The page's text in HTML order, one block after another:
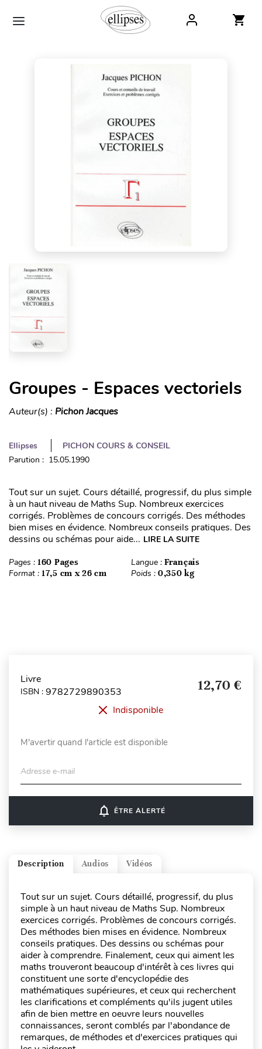
Groupes - Espaces vectoriels
Auteur(s) : Pichon Jacques
Ellipses
PICHON COURS & CONSEIL
Parution : 15.05.1990
Tout sur un sujet. Cours détaillé, progressif, du plus simple
à un haut niveau de Maths Sup. Nombreux exercices
corrigés. Problèmes de concours corrigés. Des méthodes
bien mises en évidence. Nombreux conseils pratiques. Des
dessins ou schémas pour aide... LIRE LA SUITE
Pages : 160 Pages Langue : Français
Format : 17,5 cm x 26 cm Poids : 0,350 kg
Livre
ISBN : 9782729890353 12,70 €
Indisponible
M'avertir quand l'article est disponible
Adresse e-mail
notifications_none ÊTRE ALERTÉ
Vidéos
Audios
Description
Tout sur un sujet. Cours détaillé, progressif, du plus
simple à un haut niveau de Maths Sup. Nombreux
exercices corrigés. Problèmes de concours corrigés.
Des méthodes bien mises en évidence. Nombreux
conseils pratiques. Des dessins ou schémas pour
aider à comprendre. Finalement, ceux qui aiment les
maths trouveront beaucoup d'intérêt à ces livres qui
constituent une sorte d'encyclopédie des
mathématiques supérieures, et ceux qui recherchent
les clarifications et compléments qu'ils jugent utiles
afin de bien mettre en oeuvre leurs nouvelles
connaissances, seront comblés par l'abondance de
remarques, de méthodes et d'exercices pratiques qui